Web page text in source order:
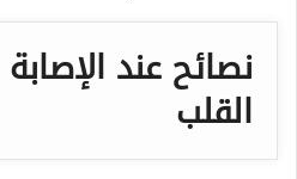
نصائح عند
القلب